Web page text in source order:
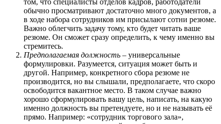
обычно просматривают достаточно много документов, а
в ходе набора сотрудников им присылают сотни резюме.
Важно облегчить задачу тому, кто будет читать ваше
резюме. Он сможет сразу определить, к чему именно вы
стремитесь.
Предполагаемая должность – универсальные
формулировки. Разумеется, ситуация может быть и
другой. Например, конкретного сбора резюме не
производится, но вы слышали, предполагаете, что скоро
освободится вакантное место. В таком случае важно
хорошо сформулировать вашу цель, написать, на какую
именно должность вы претендуете, но и не называть её
прямо. Например: «сотрудник торгового зала»,